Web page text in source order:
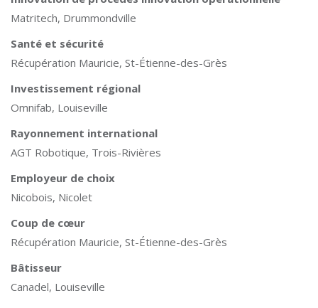
Matritech, Drummondville
Santé et sécurité
Récupération Mauricie, St-Étienne-des-Grès
Investissement régional
Omnifab, Louiseville
Rayonnement international
AGT Robotique, Trois-Rivières
Employeur de choix
Nicobois, Nicolet
Coup de cœur
Récupération Mauricie, St-Étienne-des-Grès
Bâtisseur
Canadel, Louiseville